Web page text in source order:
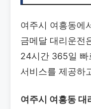
여주시 여흥동에
금메달 대리운전
24시간 365일 빠
서비스를 제공하
여주시 여흥동 대